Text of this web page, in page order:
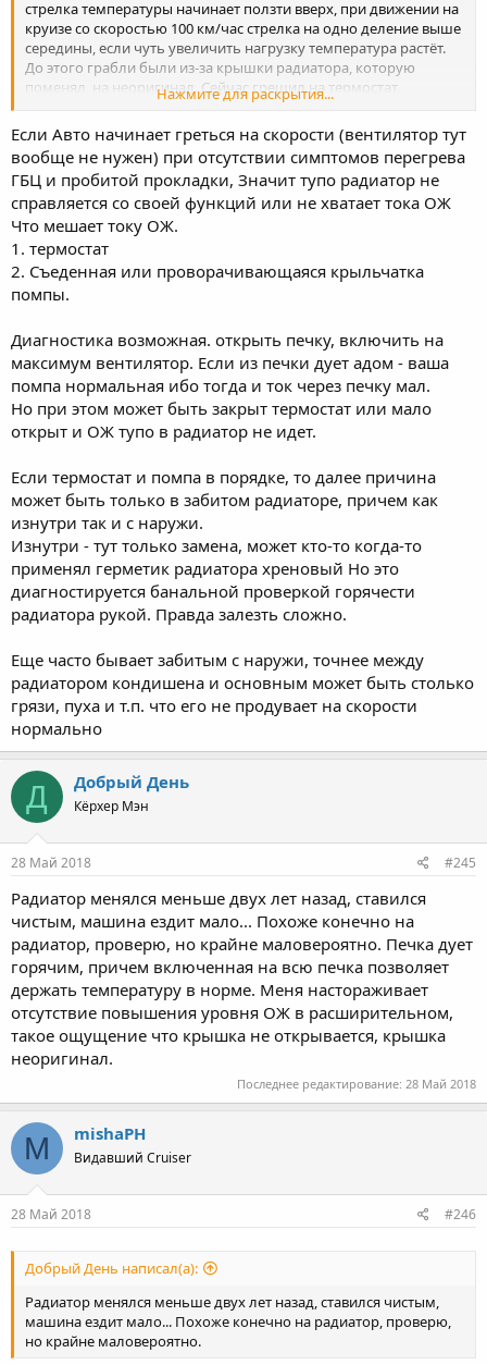
стрелка температуры начинает ползти вверх, при движении на
круизе со скоростью 100 км/час стрелка на одно деление выше
середины, если чуть увеличить нагрузку температура растёт.
До этого грабли были из-за крышки радиатора, которую
поменял, на неоригинал. Сейчас грешил на термостат,
поставил обратно старый оригинальный который исправен
(проверено кастрюлей). Вентилятор работает, но у него
выгорел разъём в своё время, видимо из-за плохого контакта,
по этому теперь провода тупо спаяны, вентилятор работает от
датчика на бОльшую скорость. В общем всё вроде как надо а
греется. Печка температуру опускает, выброса жидкости нет.
Шланги системы охлаждения твердые, под давлением. Что
странно: в расширительном уровень ОЖ не повышается при
перегреве. Из-за этого грешу опять на крышку радиатора, но
теперь что она не открывается и не сбрасывает давление. В
общем поможите, люди добрые, кто чем сможет, куда лезть,
ПыСы: пузырей нет, выброса ОЖ нет, по этому целостность ГБЦ
и прокладки пока сомнений не вызывает.
ПыСыПыСы: вентилятор он же либо крутит либо нет,
насколько я понимаю, в 2001 году обороты мозгами не
регулировались?
Нажмите для раскрытия...
Если Авто начинает греться на скорости (вентилятор тут
вообще не нужен) при отсутствии симптомов перегрева
ГБЦ и пробитой прокладки, Значит тупо радиатор не
справляется со своей функций или не хватает тока ОЖ
Что мешает току ОЖ.
1. термостат
2. Съеденная или проворачивающаяся крыльчатка
помпы.
Диагностика возможная. открыть печку, включить на
максимум вентилятор. Если из печки дует адом - ваша
помпа нормальная ибо тогда и ток через печку мал.
Но при этом может быть закрыт термостат или мало
открыт и ОЖ тупо в радиатор не идет.
Если термостат и помпа в порядке, то далее причина
может быть только в забитом радиаторе, причем как
изнутри так и с наружи.
Изнутри - тут только замена, может кто-то когда-то
применял герметик радиатора хреновый Но это
диагностируется банальной проверкой горячести
радиатора рукой. Правда залезть сложно.
Еще часто бывает забитым с наружи, точнее между
радиатором кондишена и основным может быть столько
грязи, пуха и т.п. что его не продувает на скорости
нормально
Д Добрый День
Кёрхер Мэн
28 Май 2018 #245
Радиатор менялся меньше двух лет назад, ставился
чистым, машина ездит мало... Похоже конечно на
радиатор, проверю, но крайне маловероятно. Печка дует
горячим, причем включенная на всю печка позволяет
держать температуру в норме. Меня настораживает
отсутствие повышения уровня ОЖ в расширительном,
такое ощущение что крышка не открывается, крышка
неоригинал.
Последнее редактирование: 28 Май 2018
M mishaPH
Видавший Cruiser
28 Май 2018 #246
Добрый День написал(а):
Радиатор менялся меньше двух лет назад, ставился чистым,
машина ездит мало... Похоже конечно на радиатор, проверю,
но крайне маловероятно.